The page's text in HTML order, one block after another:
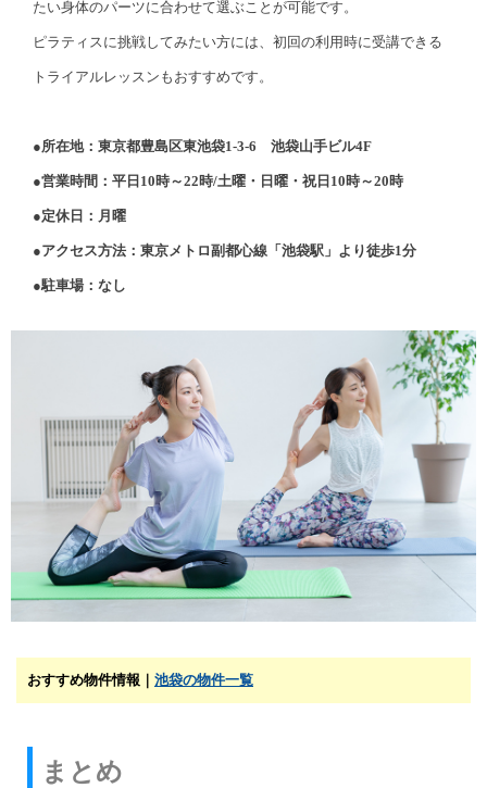
たい身体のパーツに合わせて選ぶことが可能です。
ピラティスに挑戦してみたい方には、初回の利用時に受講できる
トライアルレッスンもおすすめです。
●所在地：東京都豊島区東池袋1-3-6 池袋山手ビル4F
●営業時間：平日10時～22時/土曜・日曜・祝日10時～20時
●定休日：月曜
●アクセス方法：東京メトロ副都心線「池袋駅」より徒歩1分
●駐車場：なし
おすすめ物件情報｜ 池袋の物件一覧
まとめ